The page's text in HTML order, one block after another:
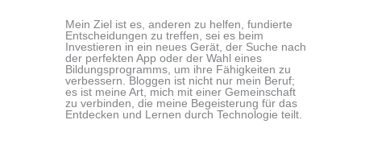
Mein Ziel ist es, anderen zu helfen, fundierte
Entscheidungen zu treffen, sei es beim
Investieren in ein neues Gerät, der Suche nach
der perfekten App oder der Wahl eines
Bildungsprogramms, um ihre Fähigkeiten zu
verbessern. Bloggen ist nicht nur mein Beruf;
es ist meine Art, mich mit einer Gemeinschaft
zu verbinden, die meine Begeisterung für das
Entdecken und Lernen durch Technologie teilt.